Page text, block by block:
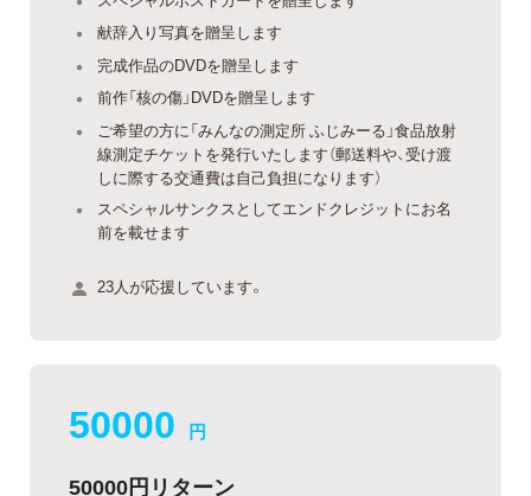
献辞入り写真を贈呈します
完成作品のDVDを贈呈します
前作「核の傷」DVDを贈呈します
ご希望の方に「みんなの測定所 ふじみーる」食品放射
線測定チケットを発行いたします（郵送料や、受け渡
しに際する交通費は自己負担になります）
スペシャルサンクスとしてエンドクレジットにお名
前を載せます
23人が応援しています。
50000 円
50000円リターン